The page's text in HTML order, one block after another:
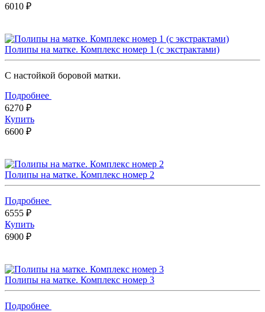
6010 ₽
Полипы на матке. Комплекс номер 1 (с экстрактами)
С настойкой боровой матки.
Подробнее
6270 ₽
Купить
6600 ₽
Полипы на матке. Комплекс номер 2
Подробнее
6555 ₽
Купить
6900 ₽
Полипы на матке. Комплекс номер 3
Подробнее